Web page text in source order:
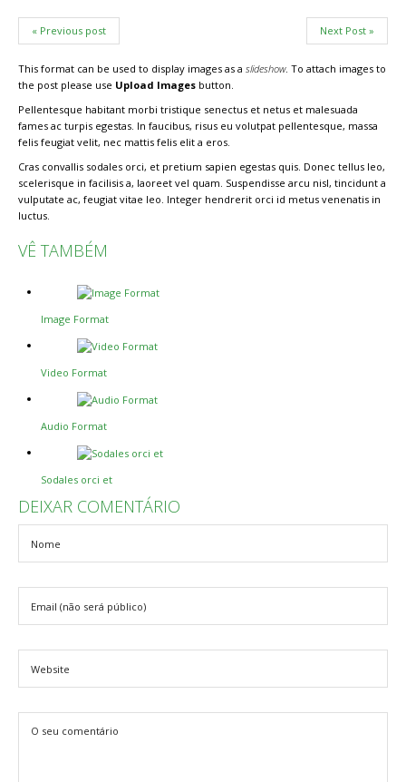
« Previous post Next Post »
This format can be used to display images as a slideshow. To attach images to
the post please use Upload Images button.
Pellentesque habitant morbi tristique senectus et netus et malesuada
fames ac turpis egestas. In faucibus, risus eu volutpat pellentesque, massa
felis feugiat velit, nec mattis felis elit a eros.
Cras convallis sodales orci, et pretium sapien egestas quis. Donec tellus leo,
scelerisque in facilisis a, laoreet vel quam. Suspendisse arcu nisl, tincidunt a
vulputate ac, feugiat vitae leo. Integer hendrerit orci id metus venenatis in
luctus.
VÊ TAMBÉM
Image Format
Video Format
Audio Format
Sodales orci et
DEIXAR COMENTÁRIO